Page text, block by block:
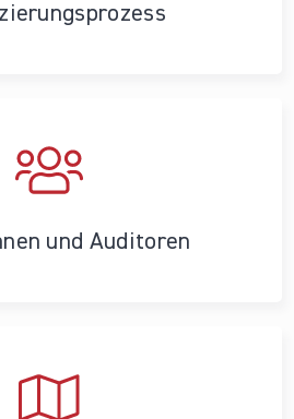
und Auditoren